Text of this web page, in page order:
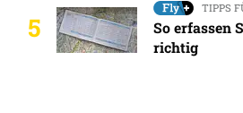
5
TIPPS
So erfassen
richtig